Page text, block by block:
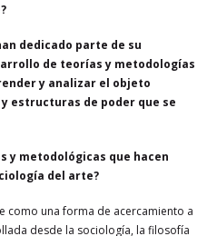
dedicado parte de su
de teorías y metodologías
y analizar el objeto
estructuras de poder que se
y metodológicas que hacen
del arte?
como una forma de acercamiento a
desde la sociología, la filosofía